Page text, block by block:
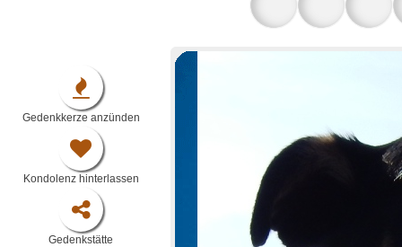
Gedenkkerze anzünden
Kondolenz hinterlassen
Gedenkstätte